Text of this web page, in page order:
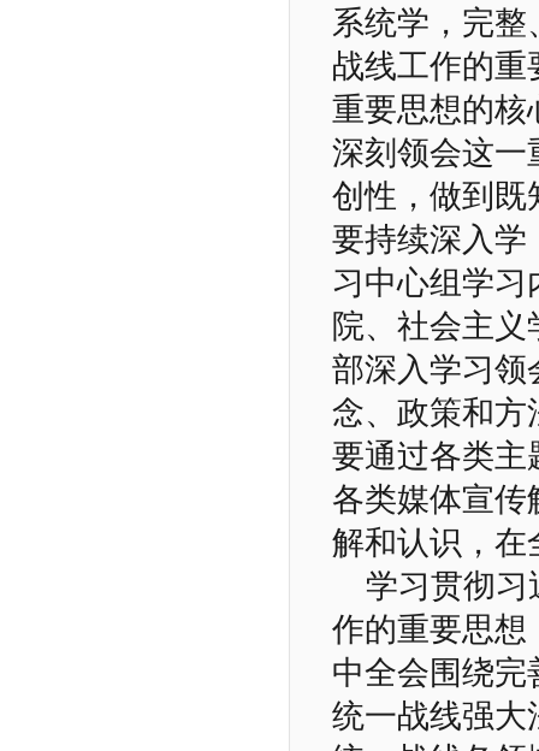
系统学，完
战线工作的重
重要思想的核
深刻领会这一
创性，做到既
要持续深入学
习中心组学习
院、社会主
部深入学习领
念、政策和方
要通过各类主
各类媒体宣传
解和认识，在
学习贯彻习
作的重要思想
中全会围绕完
统一战线强大